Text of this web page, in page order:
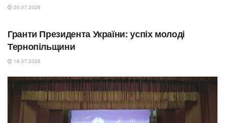
20.07.2026
Гранти Президента України: успіх молоді
Тернопільщини
16.07.2026